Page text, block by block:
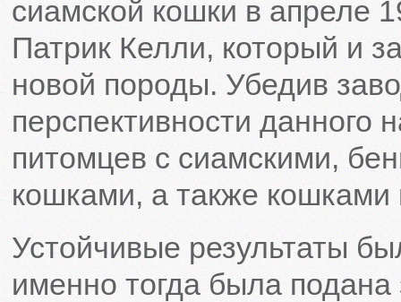
сиамской кошки в апреле
Патрик Келли, который и
новой породы. Убедив
перспективности данного
питомцев с сиамскими,
кошками, а также кошками
Устойчивые результаты
именно тогда была